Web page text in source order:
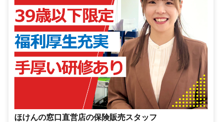
ほけんの窓口直営店の保険販売スタッフ